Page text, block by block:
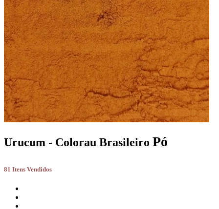
Urucum - Colorau Brasileiro Pó
81 Itens Vendidos